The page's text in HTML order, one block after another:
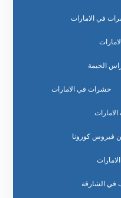
في الامارات
الخيمة
حشرات في الامارات
فيروس كورونا
في الشارقة